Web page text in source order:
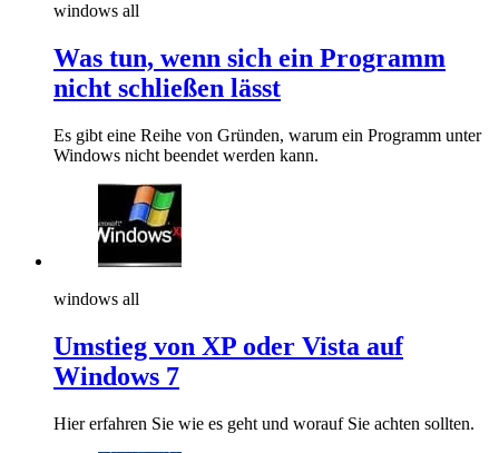
windows all
Was tun, wenn sich ein Programm
nicht schließen lässt
Es gibt eine Reihe von Gründen, warum ein Programm unter
Windows nicht beendet werden kann.
windows all
Umstieg von XP oder Vista auf
Windows 7
Hier erfahren Sie wie es geht und worauf Sie achten sollten.